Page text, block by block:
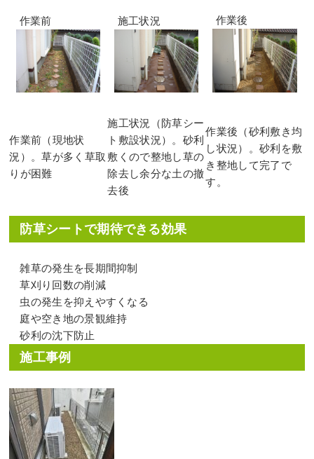
作業前 施工状況 作業後
作業前（現地状
況）。草が多く草取
りが困難
施工状況（防草シー
ト敷設状況）。砂利
敷くので整地し草の
除去し余分な土の撤
去後
作業後（砂利敷き均
し状況）。砂利を敷
き整地して完了で
す。
防草シートで期待できる効果
雑草の発生を長期間抑制
草刈り回数の削減
虫の発生を抑えやすくなる
庭や空き地の景観維持
砂利の沈下防止
施工事例